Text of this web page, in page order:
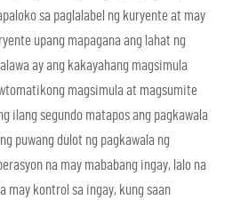
sa paglalabel ng kuryente at may
upang mapagana ang lahat ng
ay ang kakayahang magsimula
magsimula at magsumite
ilang segundo matapos ang pagkawala
puwang dulot ng pagkawala ng
na may mababang ingay, lalo na
may kontrol sa ingay, kung saan